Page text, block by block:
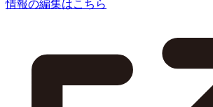
情報の編集はこちら